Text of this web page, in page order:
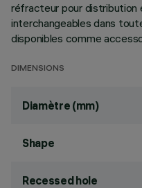
réfracteur pour distribution
interchangeables dans
disponibles comme
DIMENSIONS
Diamètre (mm)
Shape
Recessed hole